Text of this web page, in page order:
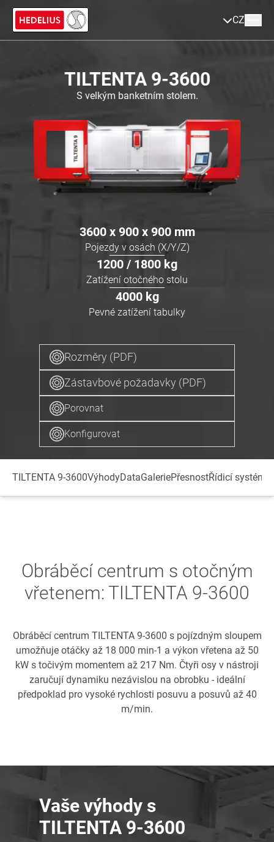
CZ
TILTENTA 9-3600
S velkým banketním stolem.
3600 x 900 x 900 mm
Pojezdy v osách (X/Y/Z)
1200 / 1800 kg
Zatížení otočného stolu
4000 kg
Pevné zatížení tabulky
Rozměry (PDF)
Zástavbové požadavky (PDF)
Porovnat
Konfigurovat
TILTENTA 9-3600VýhodyDataGaleriePřesnostŘídicí systém
Obráběcí centrum s otočným
vřetenem: TILTENTA 9-3600
Obráběcí centrum TILTENTA 9-3600 s pojízdným sloupem
umožňuje otáčky až 18 000 min-1 a výkon vřetena až 50
kW s točivým momentem až 217 Nm. Čtyři osy v nástroji
zaručují dynamiku nezávislou na obrobku - ideální
předpoklad pro vysoké rychlosti posuvu a posuvů až 40
m/min.
Vaše výhody s
TILTENTA 9-3600